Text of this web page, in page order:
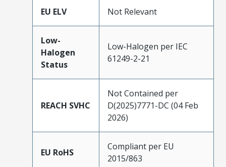
EU ELV Not Relevant
Low-
Halogen
Status
Low-Halogen per IEC
61249-2-21
REACH SVHC
Not Contained per
D(2025)7771-DC (04 Feb
2026)
EU RoHS
Compliant per EU
2015/863